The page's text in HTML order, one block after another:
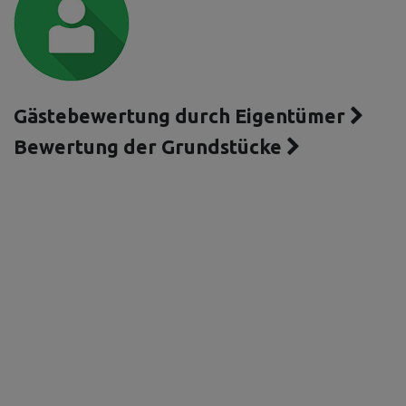
Gästebewertung durch Eigentümer
Bewertung der Grundstücke